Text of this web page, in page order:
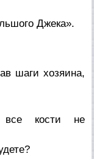
Джека».
шаги хозяина,
кости не